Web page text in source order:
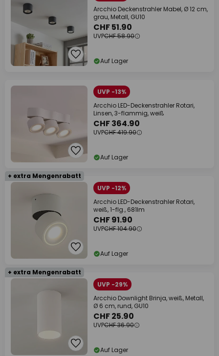
Arcchio Deckenstrahler Mabel, Ø 12 cm,
grau, Metall, GU10
CHF 51.90
UVPCHF 58.90
Auf Lager
UVP -13%
Arcchio LED-Deckenstrahler Rotari,
Linsen, 3-flammig, weiß
CHF 364.90
UVPCHF 419.90
Auf Lager
+ extra Mengenrabatt
UVP -12%
Arcchio LED-Deckenstrahler Rotari,
weiß, 1-flg., 681lm
CHF 91.90
UVPCHF 104.90
Auf Lager
+ extra Mengenrabatt
UVP -29%
Arcchio Downlight Brinja, weiß, Metall,
Ø 6 cm, rund, GU10
CHF 25.90
UVPCHF 36.90
Auf Lager